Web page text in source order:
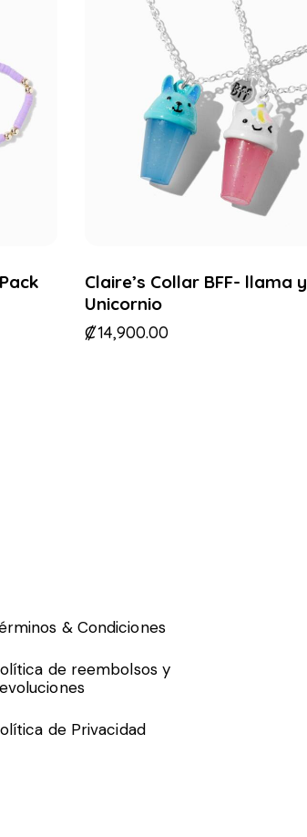
Claire’s Collar BFF- llama y
Unicornio
₡14,900.00
& Condiciones
de reembolsos y
de Privacidad